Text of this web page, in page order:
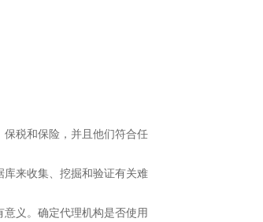
税和保险，并且他们符合任
库来收集、挖掘和验证有关难
义。确定代理机构是否使用